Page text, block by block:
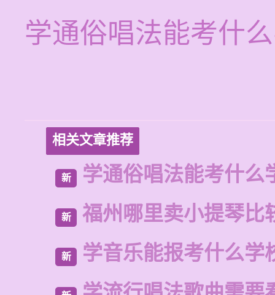
学通俗唱法能考什
相关文章推荐
新 学通俗唱法能考什么
新 福州哪里卖小提琴比
新 学音乐能报考什么学